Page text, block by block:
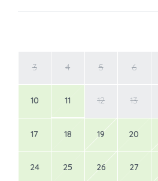
3 4 5 6
10 11 12 13
17 18 19 20
24 25 26 27